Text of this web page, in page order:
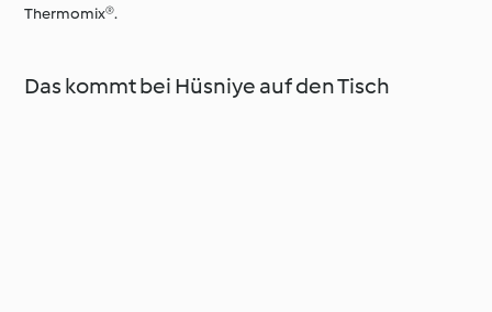
Thermomix®.
Das kommt bei Hüsniye auf den Tisch